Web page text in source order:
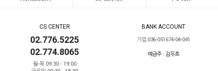
CS CENTER
02.776.5225
02.774.8065
월-목 09:30 - 19:00
BANK ACCOUNT
기업 036-051674-04-041
예금주 : 김두호